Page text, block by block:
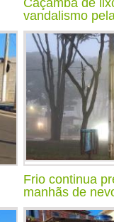
vandalismo
Frio continua
manhãs de